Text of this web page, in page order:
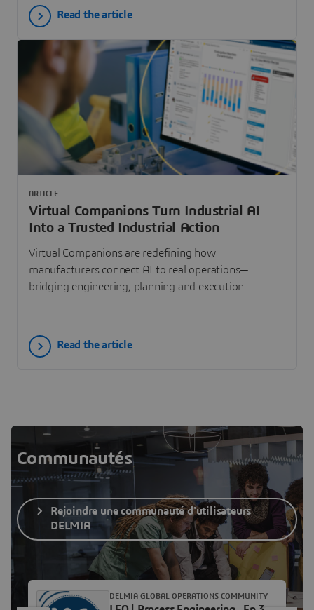
across the group’s two main companies, SABCA and
Sabena Engineering.
Read the article
Virtual Companions Turn Industrial AI
Into a Trusted Industrial Action
Virtual Companions are redefining how
manufacturers connect AI to real operations—
bridging engineering, planning and execution
Read how this will become a trusted industrial action.
ARTICLE
Read the article
Communautés
Rejoindre une communauté d'utilisateurs
DELMIA
DELMIA GLOBAL OPERATIONS COMMUNITY